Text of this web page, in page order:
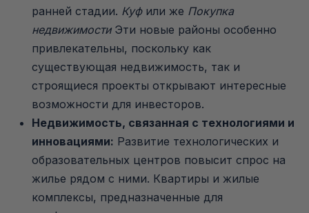
ранней стадии. Куфили же Покупка
недвижимостиЭти новые районы особенно
привлекательны, поскольку как
существующая недвижимость, так и
строящиеся проекты открывают интересные
возможности для инвесторов.
Недвижимость, связанная с технологиями и
инновациями: Развитие технологических и
образовательных центров повысит спрос на
жилье рядом с ними. Квартиры и жилые
комплексы, предназначенные для